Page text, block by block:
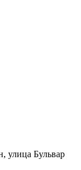
улица Бульвар